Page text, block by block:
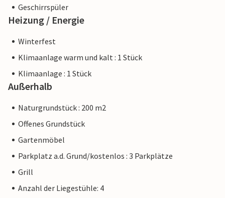
Geschirrspüler
Heizung / Energie
Winterfest
Klimaanlage warm und kalt : 1 Stück
Klimaanlage : 1 Stück
Außerhalb
Naturgrundstück : 200 m2
Offenes Grundstück
Gartenmöbel
Parkplatz a.d. Grund/kostenlos : 3 Parkplätze
Grill
Anzahl der Liegestühle: 4